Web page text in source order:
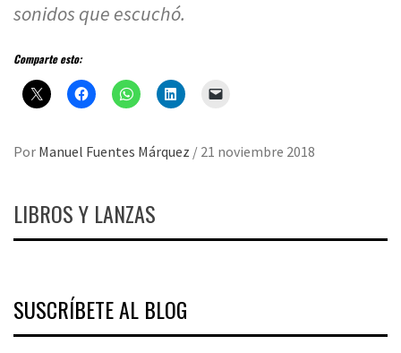
sonidos que escuchó.
Comparte esto:
Por Manuel Fuentes Márquez / 21 noviembre 2018
LIBROS Y LANZAS
SUSCRÍBETE AL BLOG